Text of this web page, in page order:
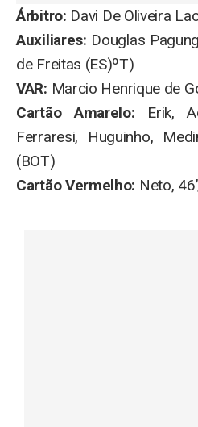
Árbitro: Davi De Oliveira
Auxiliares: Douglas
de Freitas (ES)ºT)
VAR: Marcio Henrique de
Cartão Amarelo: Erik,
Ferraresi, Huguinho,
(BOT)
Cartão Vermelho: Neto,